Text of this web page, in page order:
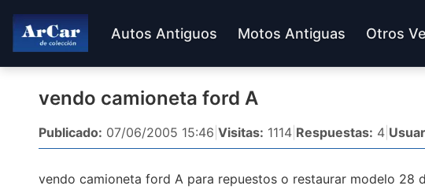
Autos Antiguos Motos Antiguas Otros
vendo camioneta ford A
Publicado: 07/06/2005 15:46 Visitas: 1114 Respuestas: 4
vendo camioneta ford A para repuestos o restaurar modelo 28